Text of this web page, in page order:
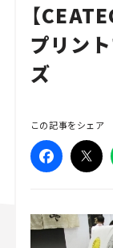
【
プリン
ズ
この記事をシェア
Traffic
Special
Series
スズキ ジムニ
マツダ｜Mazda